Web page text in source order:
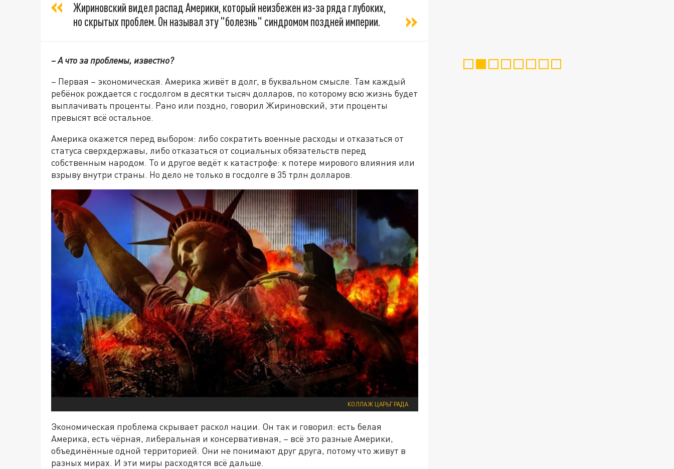
Жириновский видел распад Америки, который неизбежен из-за ряда глубоких,
но скрытых проблем. Он называл эту "болезнь" синдромом поздней империи.
– А что за проблемы, известно?
– Первая – экономическая. Америка живёт в долг, в буквальном смысле. Там каждый
ребёнок рождается с госдолгом в десятки тысяч долларов, по которому всю жизнь будет
выплачивать проценты. Рано или поздно, говорил Жириновский, эти проценты
превысят всё остальное.
Америка окажется перед выбором: либо сократить военные расходы и отказаться от
статуса сверхдержавы, либо отказаться от социальных обязательств перед
собственным народом. То и другое ведёт к катастрофе: к потере мирового влияния или
взрыву внутри страны. Но дело не только в госдолге в 35 трлн долларов.
КОЛЛАЖ ЦАРЬГРАДА
Экономическая проблема скрывает раскол нации. Он так и говорил: есть белая
Америка, есть чёрная, либеральная и консервативная, – всё это разные Америки,
объединённые одной территорией. Они не понимают друг друга, потому что живут в
разных мирах. И эти миры расходятся всё дальше.